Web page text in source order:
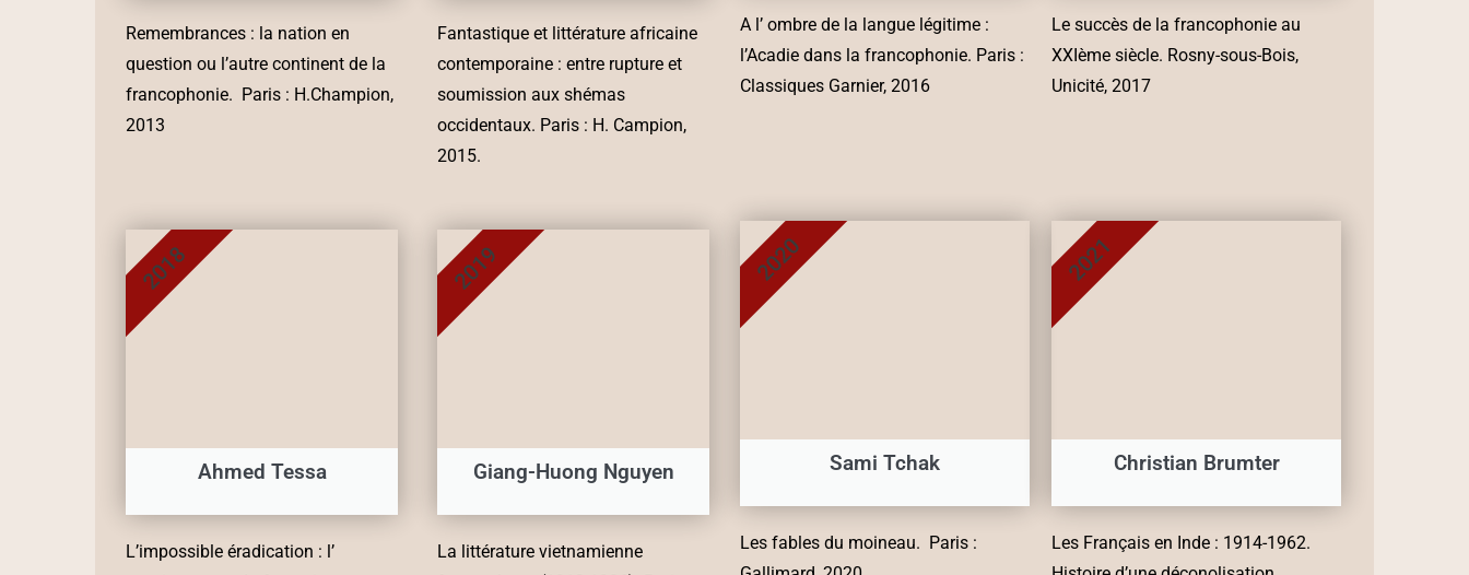
Remembrances : la nation en
question ou l’autre continent de la
francophonie. Paris : H.Champion,
2013
Fantastique et littérature africaine
contemporaine : entre rupture et
soumission aux shémas
occidentaux. Paris : H. Campion,
2015.
A l’ ombre de la langue légitime :
l’Acadie dans la francophonie. Paris :
Classiques Garnier, 2016
Le succès de la francophonie au
XXIème siècle. Rosny-sous-Bois,
Unicité, 2017
Ahmed Tessa
2018
L’impossible éradication : l’
Giang-Huong Nguyen
2019
La littérature vietnamienne
Sami Tchak
2020
Les fables du moineau. Paris :
Christian Brumter
2021
Les Français en Inde : 1914-1962.